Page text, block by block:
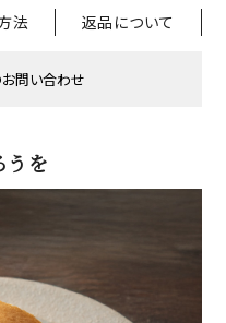
法 返品について
問い合わせ
うを